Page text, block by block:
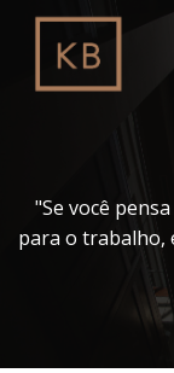
"Se você
para o trabalho,